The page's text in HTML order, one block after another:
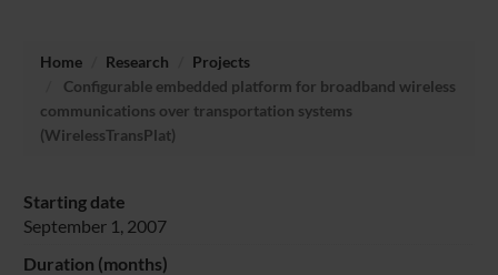
Home Research
Projects
Configurable embedded platform for broadband wireless
communications over transportation systems
(WirelessTransPlat)
Starting date
September 1, 2007
Duration (months)